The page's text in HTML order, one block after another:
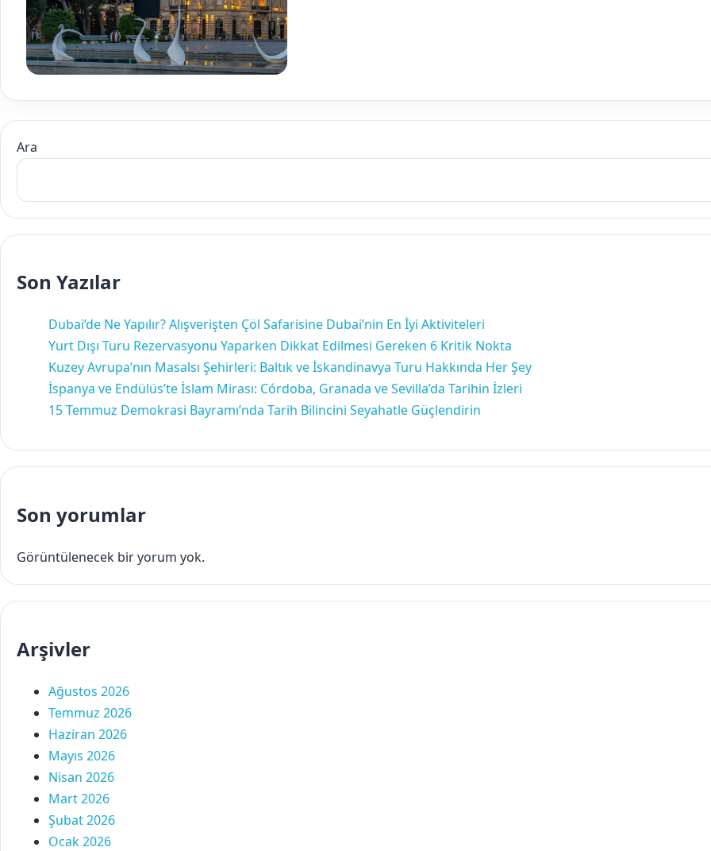
Ara
Son Yazılar
Dubai’de Ne Yapılır? Alışverişten Çöl Safarisine Dubai’nin En İyi Aktiviteleri
Yurt Dışı Turu Rezervasyonu Yaparken Dikkat Edilmesi Gereken 6 Kritik Nokta
Kuzey Avrupa’nın Masalsı Şehirleri: Baltık ve İskandinavya Turu Hakkında Her Şey
İspanya ve Endülüs’te İslam Mirası: Córdoba, Granada ve Sevilla’da Tarihin İzleri
15 Temmuz Demokrasi Bayramı’nda Tarih Bilincini Seyahatle Güçlendirin
Son yorumlar
Görüntülenecek bir yorum yok.
Arşivler
Ağustos 2026
Temmuz 2026
Haziran 2026
Mayıs 2026
Nisan 2026
Mart 2026
Şubat 2026
Ocak 2026